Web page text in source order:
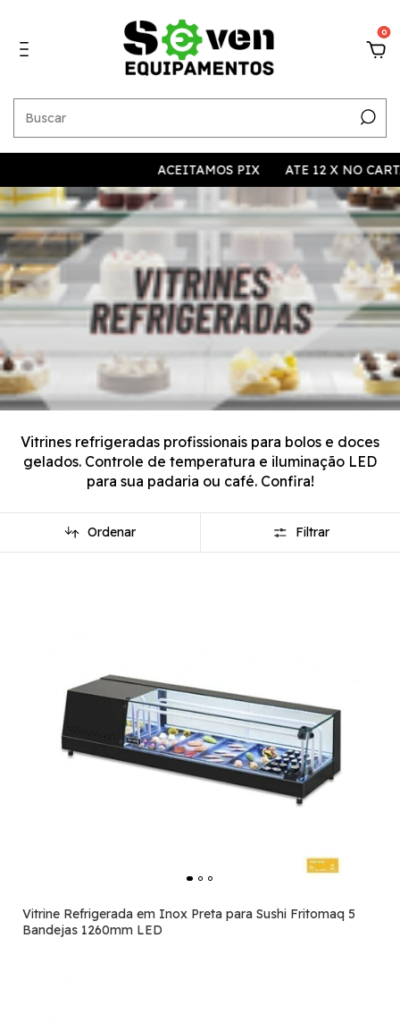
0
ACEITAMOS PIX ATE 12 X NO CARTAO
Vitrines refrigeradas profissionais para bolos e doces
gelados. Controle de temperatura e iluminação LED
para sua padaria ou café. Confira!
Ordenar Filtrar
Vitrine Refrigerada em Inox Preta para Sushi Fritomaq 5
Bandejas 1260mm LED